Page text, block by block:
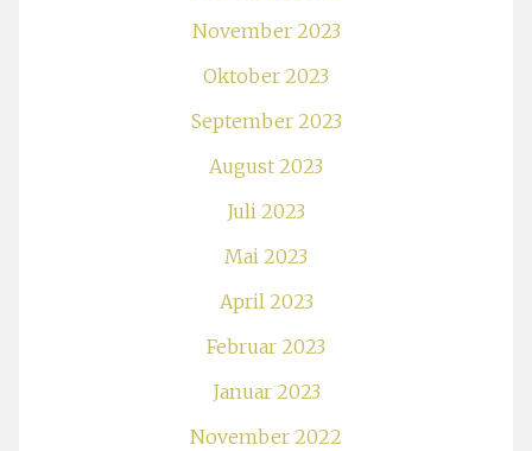
November 2023
Oktober 2023
September 2023
August 2023
Juli 2023
Mai 2023
April 2023
Februar 2023
Januar 2023
November 2022